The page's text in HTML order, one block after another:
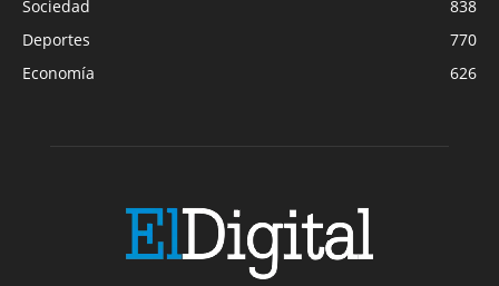
Sociedad
838
Deportes
770
Economía
626